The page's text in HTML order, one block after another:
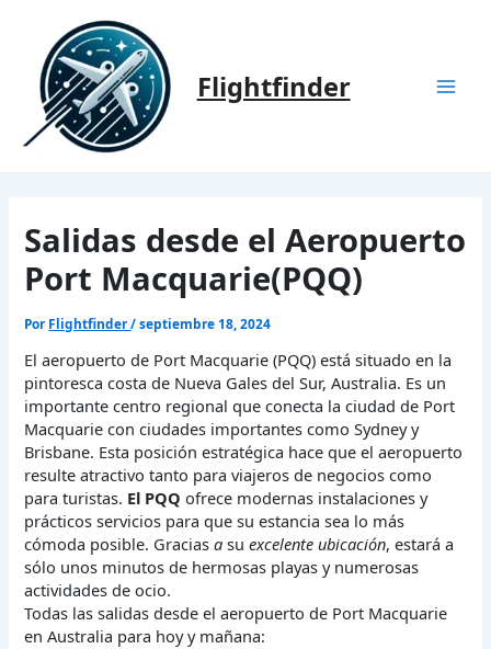
contenido
Flightfinder
Salidas desde el Aeropuerto
Port Macquarie(PQQ)
Por Flightfinder/septiembre 18, 2024
El aeropuerto de Port Macquarie (PQQ) está situado en la
pintoresca costa de Nueva Gales del Sur, Australia. Es un
importante centro regional que conecta la ciudad de Port
Macquarie con ciudades importantes como Sydney y
Brisbane. Esta posición estratégica hace que el aeropuerto
resulte atractivo tanto para viajeros de negocios como
para turistas. El PQQ ofrece modernas instalaciones y
prácticos servicios para que su estancia sea lo más
cómoda posible. Graciasa suexcelente ubicación, estará a
sólo unos minutos de hermosas playas y numerosas
actividades de ocio.
Todas las salidas desde el aeropuerto de Port Macquarie
en Australia para hoy y mañana: